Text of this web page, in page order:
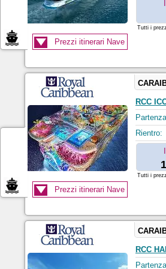
Prezzi itinerari Nave
Tutti i
RCC
Rientro:
Prezzi itinerari Nave
Tutti i
RCC